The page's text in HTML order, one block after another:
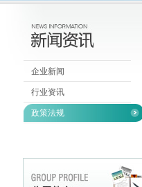
企业新闻
行业资讯
政策法规